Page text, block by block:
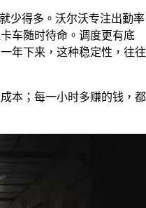
少得多。沃尔沃专注出勤率
车随时待命。调度更有底
年下来，这种稳定性，往往
本；每一小时多赚的钱，都